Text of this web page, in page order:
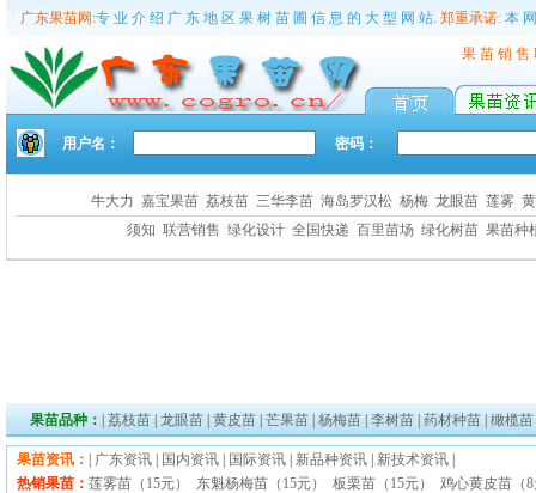
广东果苗网:专 业 介 绍 广 东 地 区 果 树 苗 圃 信 息 的 大 型 网 站. 郑重承诺: 本
果 苗 销 售
用户名： 密码：
牛大力 嘉宝果苗 荔枝苗 三华李苗 海岛罗汉松 杨梅 龙眼苗 莲雾
须知 联营销售 绿化设计 全国快递 百里苗场 绿化树苗 果苗
果苗品种： 荔枝苗| 龙眼苗| 黄皮苗| 芒果苗| 杨梅苗| 李树苗| 药材种苗| 橄榄苗
果苗资讯： 广东资讯 国内资讯 国际资讯 新品种资讯 新技术资讯
热销果苗： 莲雾苗（15元） 东魁杨梅苗（15元） 板栗苗（15元） 鸡心黄皮苗（